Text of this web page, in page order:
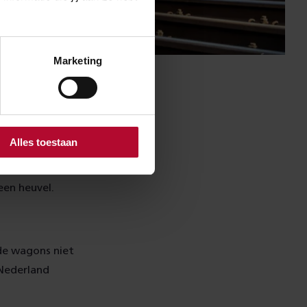
Marketing
Alles toestaan
heuvel.
wagons niet